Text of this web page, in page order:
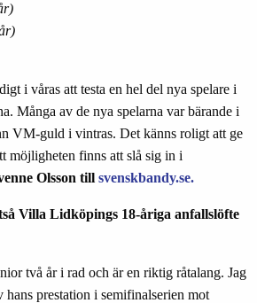
i våras att testa en hel del nya spelare i
Många av de nya spelarna var bärande i
VM-guld i vintras. Det känns roligt att ge
möjligheten finns att slå sig in i
Olsson till svenskbandy.se.
Villa Lidköpings 18-åriga anfallslöfte
två år i rad och är en riktig råtalang. Jag
hans prestation i semifinalserien mot